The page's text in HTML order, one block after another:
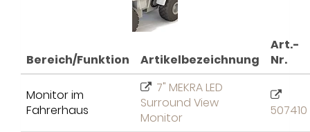
Bereich/Funktion Artikelbezeichnung
Art.-
Nr.
Monitor im
Fahrerhaus
7" MEKRA LED
Surround View
Monitor
507410